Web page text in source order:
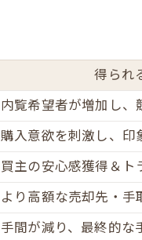
得られ
内覧希望者が増加し、
購入意欲を刺激し、印
買主の安心感獲得＆ト
より高額な売却先・手
手間が減り、最終的な